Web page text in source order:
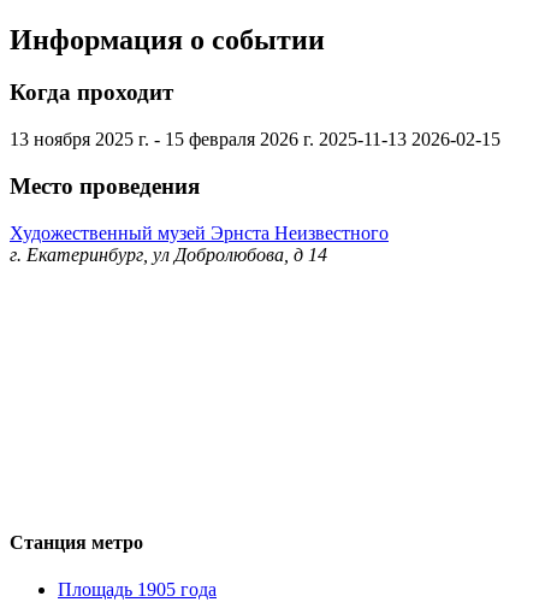
Информация о событии
Когда проходит
13 ноября 2025 г. - 15 февраля 2026 г. 2025-11-13 2026-02-15
Место проведения
Художественный музей Эрнста Неизвестного
г. Екатеринбург, ул Добролюбова, д 14
Станция метро
Площадь 1905 года